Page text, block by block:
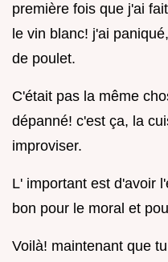
première fois que j'ai
le vin blanc! j'ai
de poulet.
C'était pas la même
dépanné! c'est ça, la
improviser.
L' important est d'avoir
bon pour le moral et
Voilà! maintenant que